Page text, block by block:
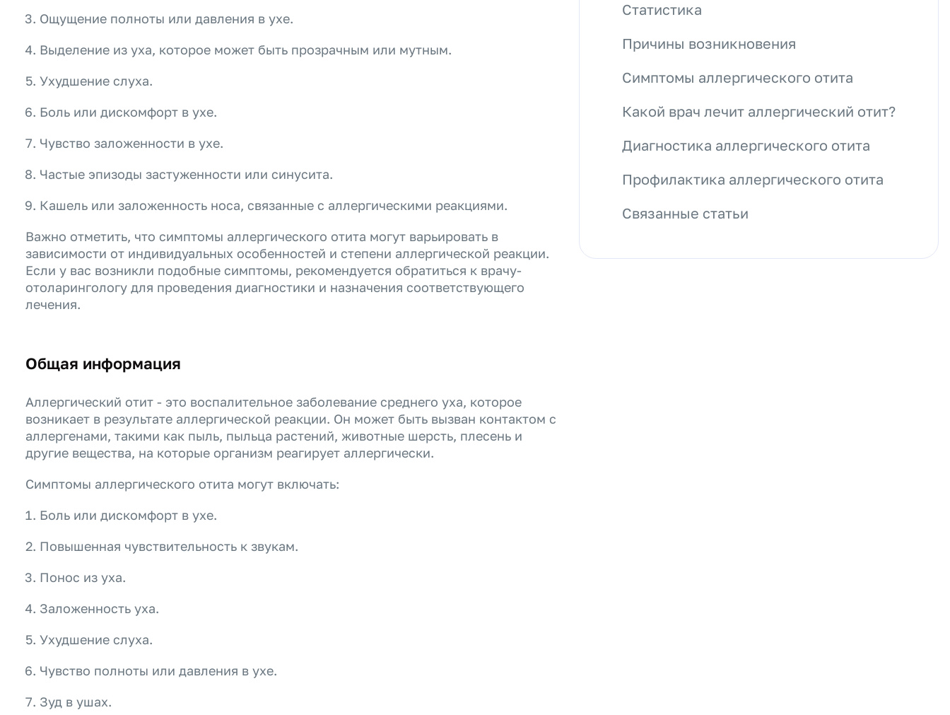
Ощущение полноты или давления в ухе.
Выделение из уха, которое может быть прозрачным или мутным.
Ухудшение слуха.
Боль или дискомфорт в ухе.
Чувство заложенности в ухе.
Частые эпизоды застуженности или синусита.
Кашель или заложенность носа, связанные с аллергическими реакциями.
Важно отметить, что симптомы аллергического отита могут варьировать в
зависимости от индивидуальных особенностей и степени аллергической реакции.
Если у вас возникли подобные симптомы, рекомендуется обратиться к врачу-
отоларингологу для проведения диагностики и назначения соответствующего
лечения.
Общая информация
Аллергический отит - это воспалительное заболевание среднего уха, которое
возникает в результате аллергической реакции. Он может быть вызван контактом с
аллергенами, такими как пыль, пыльца растений, животные шерсть, плесень и
другие вещества, на которые организм реагирует аллергически.
Симптомы аллергического отита могут включать:
Боль или дискомфорт в ухе.
Повышенная чувствительность к звукам.
Понос из уха.
Заложенность уха.
Ухудшение слуха.
Чувство полноты или давления в ухе.
Зуд в ушах.
Статистика
Причины возникновения
Симптомы аллергического отита
Какой врач лечит аллергический отит?
Диагностика аллергического отита
Профилактика аллергического отита
Связанные статьи